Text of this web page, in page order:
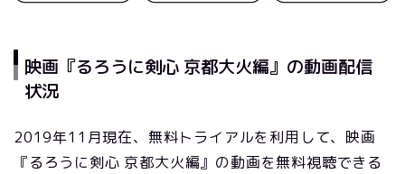
映画『るろうに剣心 京都大火編』の動画配信
状況
2019年11月現在、無料トライアルを利用して、映画
『るろうに剣心 京都大火編』の動画を無料視聴できる